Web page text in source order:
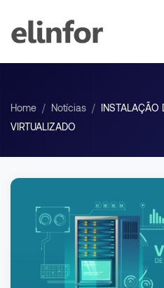
Home / Notícias / INSTALAÇÃO
VIRTUALIZADO